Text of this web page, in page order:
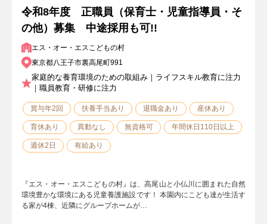
令和8年度 正職員（保育士・児童指導員・そ
の他）募集 中途採用も可!!
エス・オー・エスこどもの村
東京都八王子市裏高尾町991
家庭的な養育環境のための取組み｜ライフスキル教育に注力
｜職員教育・研修に注力
賞与年2回 扶養手当あり 退職金あり 産休あり
育休あり 異動なし 無資格可 年間休日110日以上
週休2日 有給あり
『エス・オー・エスこどもの村』は、高尾山と小仏川に囲まれた自然
環境豊かな環境にある児童養護施設です！ 本園内にこども達が生活す
る家が4棟、近隣にグループホームが…